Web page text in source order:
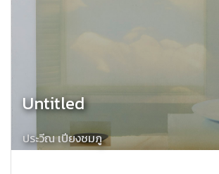
Untitled
ประวีณ เปียงชมภู